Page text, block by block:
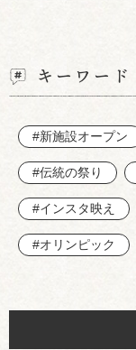
キーワード
#新施設オープン
#伝統の祭り
#インスタ映え
#オリンピック